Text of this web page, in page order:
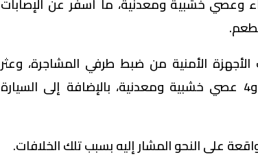
وعصي خشبية ومعدنية، ما أسفر عن الإصابات
الأمنية من ضبط طرفي المشاجرة، وعثر
بحوزتهم على 4 أسلحة بيضاء و4 عصي خشبية ومعدنية، بالإضافة إلى السيارة
على النحو المشار إليه بسبب تلك الخلافات.